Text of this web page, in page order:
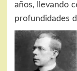
años, llevando
profundidades